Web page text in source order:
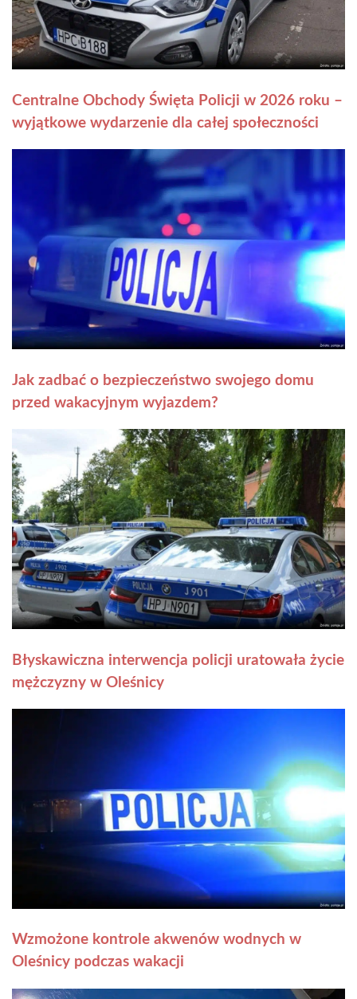
Centralne Obchody Święta Policji w 2026 roku –
wyjątkowe wydarzenie dla całej społeczności
Jak zadbać o bezpieczeństwo swojego domu
przed wakacyjnym wyjazdem?
Błyskawiczna interwencja policji uratowała życie
mężczyzny w Oleśnicy
Wzmożone kontrole akwenów wodnych w
Oleśnicy podczas wakacji